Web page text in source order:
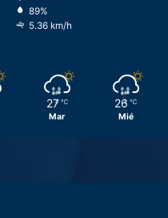
89%
5.36 km/h
27 ℃
Mar
26 ℃
Mié